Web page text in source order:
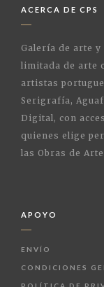
ACERCA DE CPS
Galería de arte
limitada de arte
artistas
Serigrafía,
Digital, con
quienes elige
las Obras de
APOYO
ENVÍO
CONDICIONES